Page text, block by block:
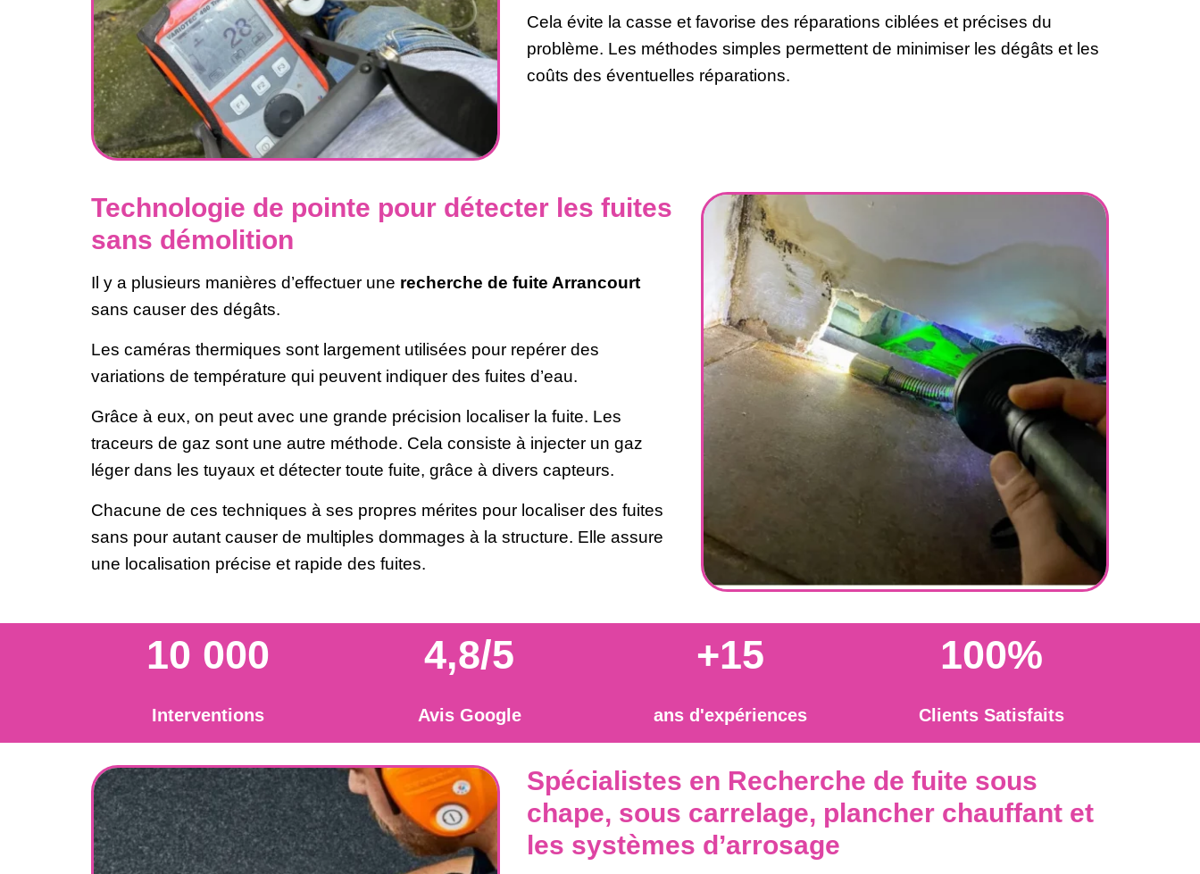
Cela évite la casse et favorise des réparations ciblées et précises du
problème. Les méthodes simples permettent de minimiser les dégâts et les
coûts des éventuelles réparations.
Technologie de pointe pour détecter les fuites
sans démolition
Il y a plusieurs manières d’effectuer une recherche de fuite Arrancourt
sans causer des dégâts.
Les caméras thermiques sont largement utilisées pour repérer des
variations de température qui peuvent indiquer des fuites d’eau.
Grâce à eux, on peut avec une grande précision localiser la fuite. Les
traceurs de gaz sont une autre méthode. Cela consiste à injecter un gaz
léger dans les tuyaux et détecter toute fuite, grâce à divers capteurs.
Chacune de ces techniques à ses propres mérites pour localiser des fuites
sans pour autant causer de multiples dommages à la structure. Elle assure
une localisation précise et rapide des fuites.
10 000
Interventions
4,8/5
Avis Google
+15
ans d'expériences
100%
Clients Satisfaits
Spécialistes en Recherche de fuite sous
chape, sous carrelage, plancher chauffant et
les systèmes d’arrosage